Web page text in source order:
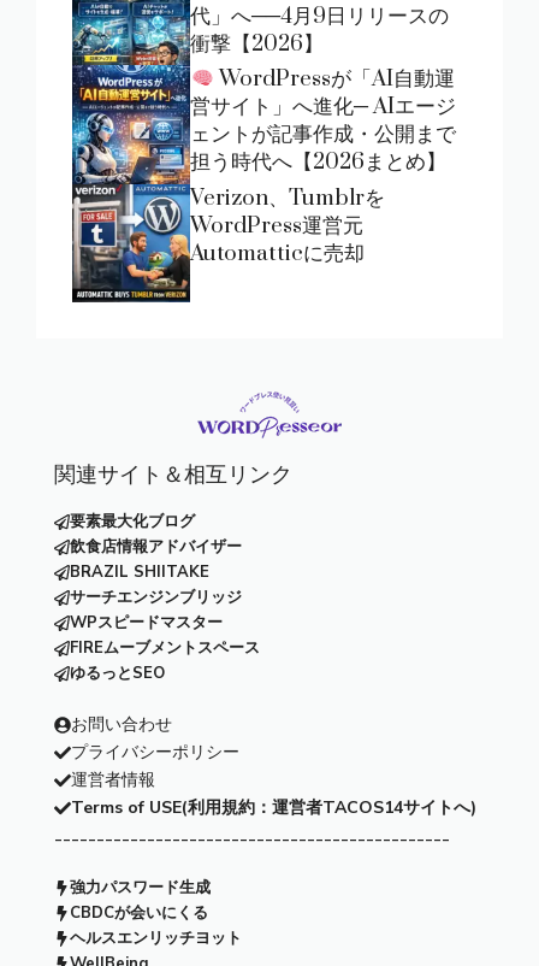
代」へ──4月9日リリースの
衝撃【2026】
WordPressが「AI自動運
営サイト」へ進化─ AIエージ
ェントが記事作成・公開まで
担う時代へ【2026まとめ】
Verizon、Tumblrを
WordPress運営元
Automatticに売却
関連サイト＆相互リンク
要素最大化ブログ
飲食店情報アドバイザー
BRAZIL SHIITAKE
サーチエンジンブリッジ
WPスピードマスター
FIREムーブメントスペース
ゆるっとSEO
お問い合わせ
プライバシーポリシー
運営者情報
Terms of USE(利用規約：運営者TACOS14サイトへ)
-----------------------------------------------
強力パスワード生成
CBDCが会いにくる
ヘルスエンリッチヨット